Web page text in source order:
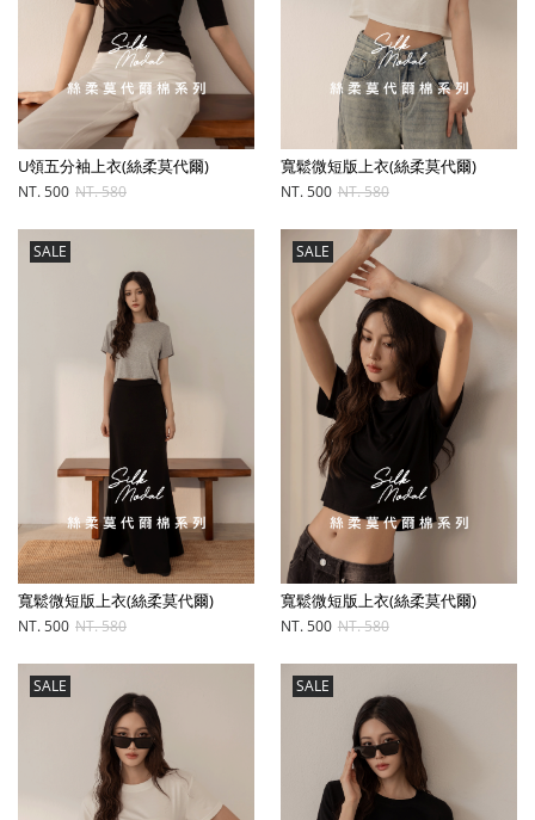
U領五分袖上衣(絲柔莫代爾)
NT. 500 NT. 580
寬鬆微短版上衣(絲柔莫代爾)
NT. 500 NT. 580
SALE
寬鬆微短版上衣(絲柔莫代爾)
NT. 500 NT. 580
SALE
寬鬆微短版上衣(絲柔莫代爾)
NT. 500 NT. 580
SALE SALE